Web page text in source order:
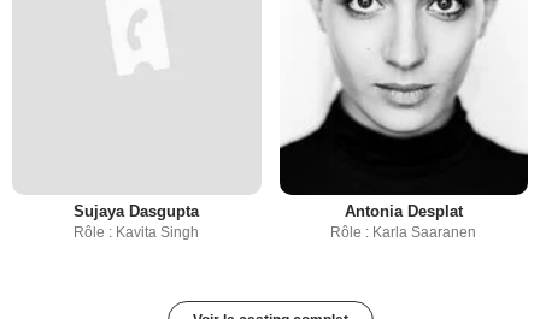
Sujaya Dasgupta
Rôle : Kavita Singh
Antonia Desplat
Rôle : Karla Saaranen